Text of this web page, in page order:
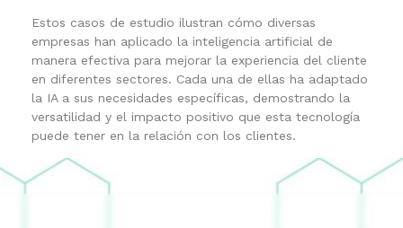
Estos casos de estudio ilustran cómo diversas
empresas han aplicado la inteligencia artificial de
manera efectiva para mejorar la experiencia del cliente
en diferentes sectores. Cada una de ellas ha adaptado
la IA a sus necesidades específicas, demostrando la
versatilidad y el impacto positivo que esta tecnología
puede tener en la relación con los clientes.